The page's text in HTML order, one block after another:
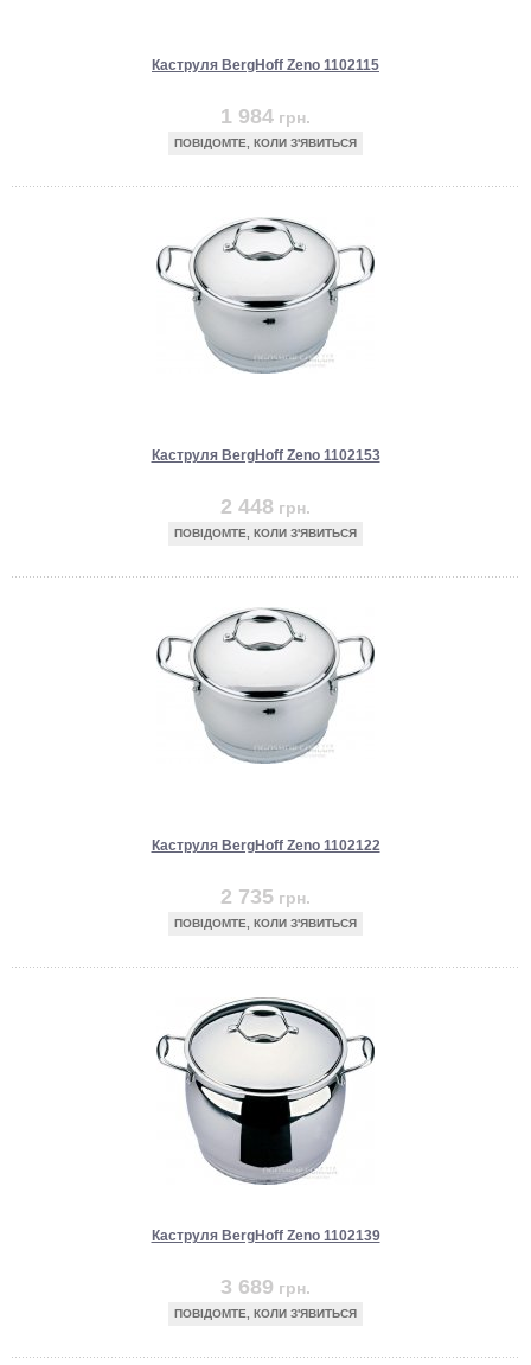
Каструля BergHoff Zeno 1102115
1 984 грн.
ПОВІДОМТЕ, КОЛИ З'ЯВИТЬСЯ
Каструля BergHoff Zeno 1102153
2 448 грн.
ПОВІДОМТЕ, КОЛИ З'ЯВИТЬСЯ
Каструля BergHoff Zeno 1102122
2 735 грн.
ПОВІДОМТЕ, КОЛИ З'ЯВИТЬСЯ
Каструля BergHoff Zeno 1102139
3 689 грн.
ПОВІДОМТЕ, КОЛИ З'ЯВИТЬСЯ